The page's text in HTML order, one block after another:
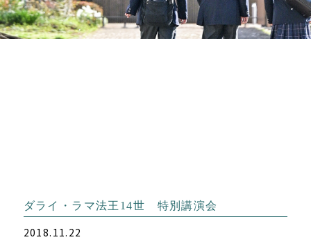
ダライ・ラマ法王14世 特別講演会
2018.11.22